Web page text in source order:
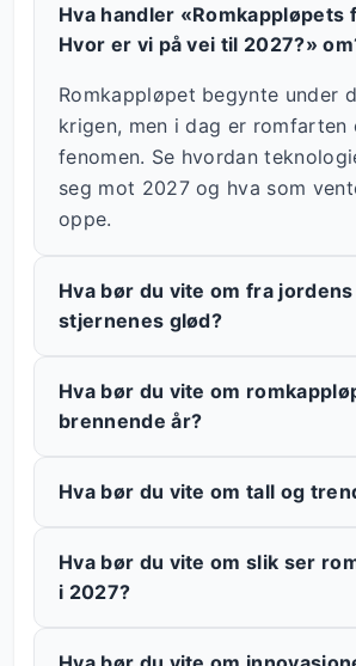
Hva handler «Romkappløpets
Hvor er vi på vei til 2027?»
Romkappløpet begynte under
krigen, men i dag er romfarten
fenomen. Se hvordan
seg mot 2027 og hva som
oppe.
Hva bør du vite om fra
stjernenes glød?
Hva bør du vite om
brennende år?
Hva bør du vite om tall og
Hva bør du vite om slik ser
i 2027?